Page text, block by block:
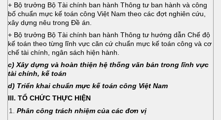
+ Bộ trưởng Bộ Tài chính ban hành Thông tư ban hành và công
bố chuẩn mực kế toán công Việt Nam theo các đợt nghiên cứu,
xây dựng nêu trong Đề án.
+ Bộ trưởng Bộ Tài chính ban hành Thông tư hướng dẫn Chế độ
kế toán theo từng lĩnh vực căn cứ chuẩn mực kế toán công và cơ
chế tài chính, ngân sách hiện hành.
c) Xây dựng và hoàn thiện hệ thống văn bản trong lĩnh vực
tài chính, kế toán
d) Triển khai chuẩn mực kế toán công Việt Nam
III. TỔ CHỨC THỰC HIỆN
Phân công trách nhiệm của các đơn vị